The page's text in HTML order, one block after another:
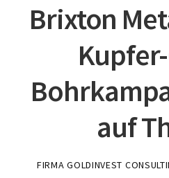
Brixton
auf
FIRMA GOLDINVEST